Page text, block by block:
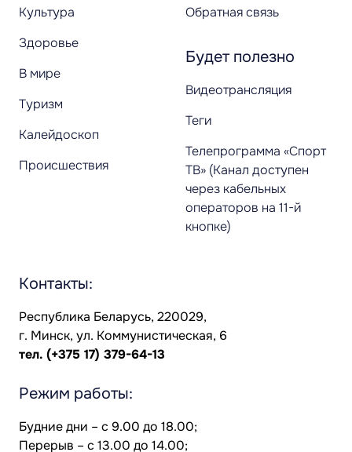
Культура
Здоровье
В мире
Туризм
Калейдоскоп
Происшествия
Обратная связь
Будет полезно
Видеотрансляция
Теги
Телепрограмма «Спорт
ТВ» (Канал доступен
через кабельных
операторов на 11-й
кнопке)
Контакты:
Республика Беларусь, 220029,
г. Минск, ул. Коммунистическая, 6
тел. (+375 17) 379-64-13
Режим работы:
Будние дни – с 9.00 до 18.00;
Перерыв – с 13.00 до 14.00;